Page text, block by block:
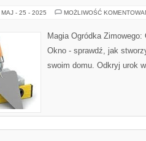
MAJ - 25 - 2025 MOŻLIWOŚĆ
Magia Ogródka
Okno - sprawdź, jak
swoim domu. Odkryj urok